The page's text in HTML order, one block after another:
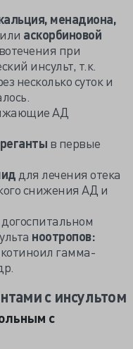
менадиона,
или аскорбиновой
при
инсульт, т.к.
несколько суток и
АД
в первые
для лечения отека
снижения АД и
ноотропов:
гамма-
с инсультом
с